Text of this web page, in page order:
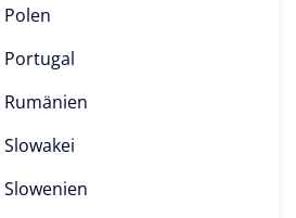
Polen
Portugal
Rumänien
Slowakei
Slowenien